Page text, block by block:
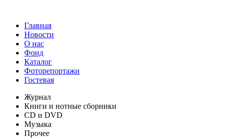
Главная
Новости
О нас
Фонд
Каталог
Фоторепортажи
Гостевая
Журнал
Книги и нотные сборники
CD и DVD
Музыка
Прочее